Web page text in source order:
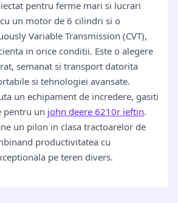
pentru ferme mari si lucrari
un motor de 6 cilindri si o
Variable Transmission (CVT),
in orice conditii. Este o alegere
semanat si transport datorita
si tehnologiei avansate.
un echipament de incredere, gasiti
pentru un john deere 6210r ieftin.
un pilon in clasa tractoarelor de
productivitatea cu
pe teren divers.